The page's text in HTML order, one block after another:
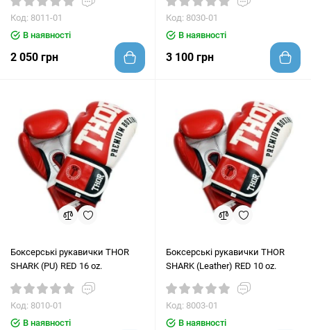
Код: 8011-01
В наявності
2 050 грн
Код: 8030-01
В наявності
3 100 грн
Боксерські рукавички THOR
SHARK (PU) RED 16 oz.
Код: 8010-01
В наявності
Боксерські рукавички THOR
SHARK (Leather) RED 10 oz.
Код: 8003-01
В наявності